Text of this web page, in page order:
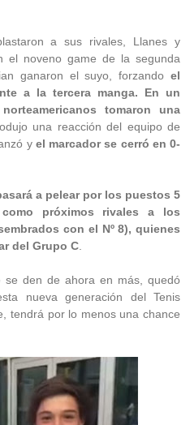
a sus rivales, Llanes y
el noveno game de la segunda
ganaron el suyo, forzando el
a la tercera manga. En un
tomaron una
una reacción del equipo de
y el marcador se cerró en 0-
a pelear por los puestos 5
próximos rivales a los
con el Nº 8), quienes
del Grupo C
se den de ahora en más, quedó
nueva generación del Tenis
tendrá por lo menos una chance